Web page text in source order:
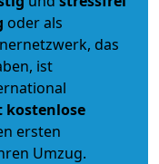
oder als
das
ist
kostenlose
ersten
Umzug.